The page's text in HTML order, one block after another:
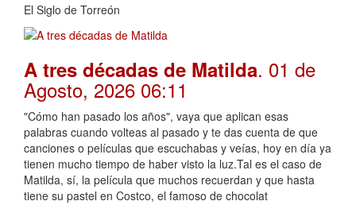
El Siglo de Torreón
A tres décadas de Matilda. 01 de
Agosto, 2026 06:11
"Cómo han pasado los años", vaya que aplican esas
palabras cuando volteas al pasado y te das cuenta de que
canciones o películas que escuchabas y veías, hoy en día ya
tienen mucho tiempo de haber visto la luz.Tal es el caso de
Matilda, sí, la película que muchos recuerdan y que hasta
tiene su pastel en Costco, el famoso de chocolat